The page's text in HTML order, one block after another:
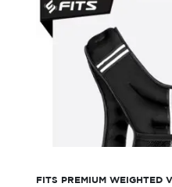
FITS PREMIUM WEIGHTED
FITS Premium